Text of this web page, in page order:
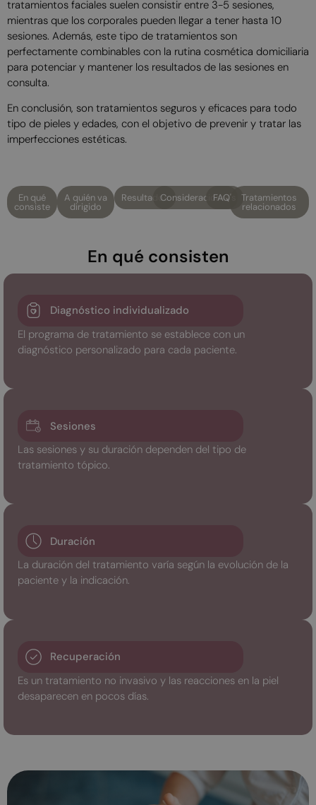
tratamientos faciales suelen consistir entre 3-5 sesiones,
mientras que los corporales pueden llegar a tener hasta 10
sesiones. Además, este tipo de tratamientos son
perfectamente combinables con la rutina cosmética domiciliaria
para potenciar y mantener los resultados de las sesiones en
consulta.
En conclusión, son tratamientos seguros y eficaces para todo
tipo de pieles y edades, con el objetivo de prevenir y tratar las
imperfecciones estéticas.
En qué
consiste
A quién va
dirigido
ResultadosConsideraciones
FAQ's Tratamientos
relacionados
En qué consisten
Diagnóstico individualizado
El programa de tratamiento se establece con un
diagnóstico personalizado para cada paciente.
Sesiones
Las sesiones y su duración dependen del tipo de
tratamiento tópico.
Duración
La duración del tratamiento varía según la evolución de la
paciente y la indicación.
Recuperación
Es un tratamiento no invasivo y las reacciones en la piel
desaparecen en pocos días.